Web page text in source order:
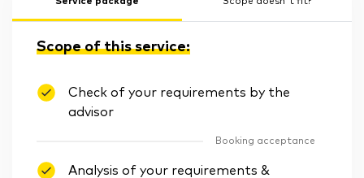
Scope of this service:
Check of your requirements by the
advisor
Booking acceptance
Analysis of your requirements &